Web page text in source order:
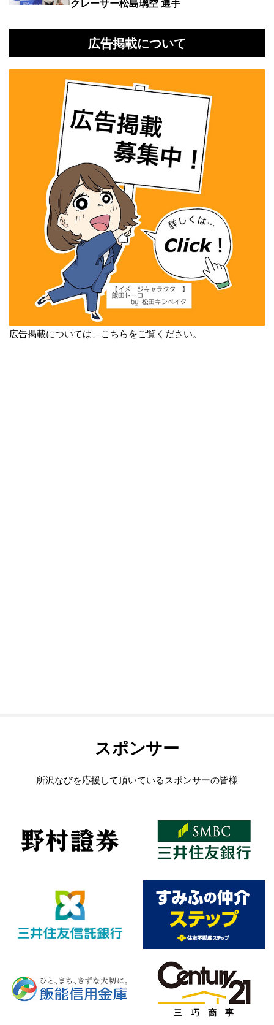
広告掲載について
広告掲載については、こちらをご覧ください。
スポンサー
所沢なびを応援して頂いているスポンサーの皆様